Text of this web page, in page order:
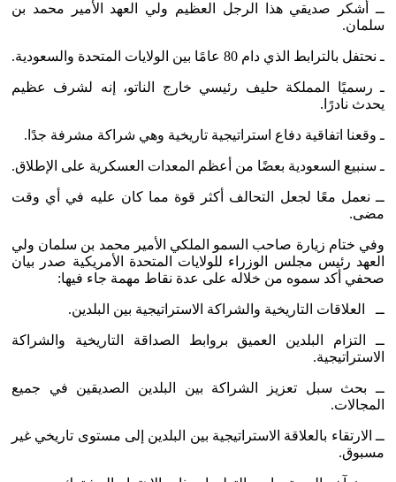
ــ أشكر صديقي هذا الرجل العظيم ولي العهد الأمير محمد بن
سلمان.
ـ نحتفل بالترابط الذي دام 80 عامًا بين الولايات المتحدة والسعودية.
ـ رسميًا المملكة حليف رئيسي خارج الناتو، إنه لشرف عظيم
يحدث نادرًا.
ـ وقعنا اتفاقية دفاع استراتيجية تاريخية وهي شراكة مشرفة جدًا.
ـ سنبيع السعودية بعضًا من أعظم المعدات العسكرية على الإطلاق.
ــ نعمل معًا لجعل التحالف أكثر قوة مما كان عليه في أي وقت
مضى.
وفي ختام زيارة صاحب السمو الملكي الأمير محمد بن سلمان ولي
العهد رئيس مجلس الوزراء للولايات المتحدة الأمريكية صدر بيان
صحفي أكد سموه من خلاله على عدة نقاط مهمة جاء فيها:
ــ العلاقات التاريخية والشراكة الاستراتيجية بين البلدين.
ــ التزام البلدين العميق بروابط الصداقة التاريخية والشراكة
الاستراتيجية.
ــ بحث سبل تعزيز الشراكة بين البلدين الصديقين في جميع
المجالات.
ــ الارتقاء بالعلاقة الاستراتيجية بين البلدين إلى مستوى تاريخي غير
مسبوق.